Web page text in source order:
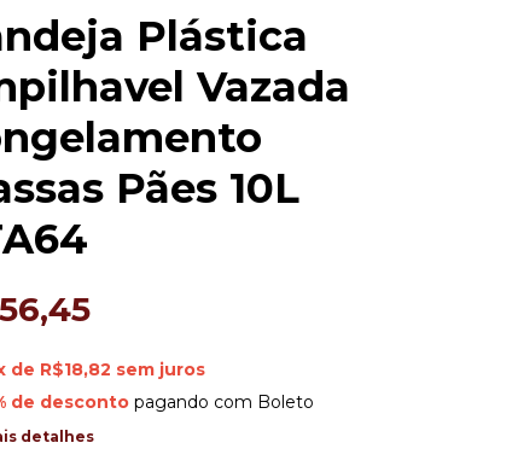
Plástica
Vazada
Pães 10L
de R$18,82 sem juros
de descontopagando com Boleto
detalhes